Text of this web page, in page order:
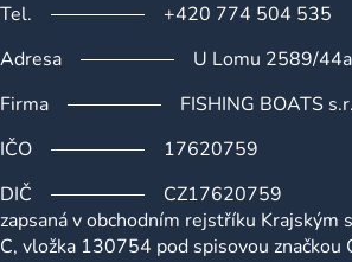
Tel.
+420 774 504 535
Adresa
U Lomu 2589/
Firma
FISHING BOATS
IČO
17620759
DIČ
CZ17620759
zapsaná v obchodním rejstříku Krajským
C, vložka 130754 pod spisovou značkou